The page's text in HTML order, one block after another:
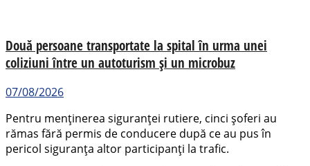
Două persoane transportate la spital în urma unei
coliziuni între un autoturism și un microbuz
07/08/2026
Pentru menținerea siguranței rutiere, cinci șoferi au
rămas fără permis de conducere după ce au pus în
pericol siguranța altor participanți la trafic.